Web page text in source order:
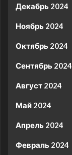
Декабрь 2024
Ноябрь 2024
Октябрь 2024
Сентябрь 2024
Август 2024
Май 2024
Апрель 2024
Февраль 2024